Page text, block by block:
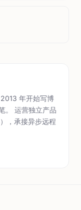
年开始写博
。 运营独立产品
，承接异步远程